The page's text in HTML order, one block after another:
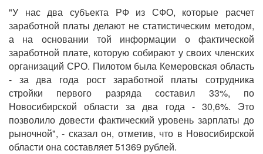
"У нас два субъекта РФ из СФО, которые расчет
заработной платы делают не статистическим методом,
а на основании той информации о фактической
заработной плате, которую собирают у своих членских
организаций СРО. Пилотом была Кемеровская область
- за два года рост заработной платы сотрудника
стройки первого разряда составил 33%, по
Новосибирской области за два года - 30,6%. Это
позволило довести фактический уровень зарплаты до
рыночной", - сказал он, отметив, что в Новосибирской
области она составляет 51369 рублей.